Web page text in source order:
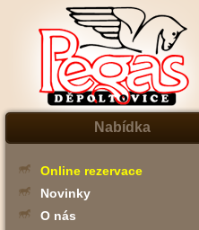
Nabídka
Online rezervace
Novinky
O nás